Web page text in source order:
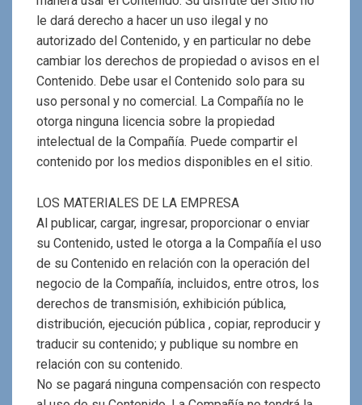
le dará derecho a hacer un uso ilegal y no
autorizado del Contenido, y en particular no debe
cambiar los derechos de propiedad o avisos en el
Contenido. Debe usar el Contenido solo para su
uso personal y no comercial. La Compañía no le
otorga ninguna licencia sobre la propiedad
intelectual de la Compañía. Puede compartir el
contenido por los medios disponibles en el sitio.
LOS MATERIALES DE LA EMPRESA
Al publicar, cargar, ingresar, proporcionar o enviar
su Contenido, usted le otorga a la Compañía el uso
de su Contenido en relación con la operación del
negocio de la Compañía, incluidos, entre otros, los
derechos de transmisión, exhibición pública,
distribución, ejecución pública , copiar, reproducir y
traducir su contenido; y publique su nombre en
relación con su contenido.
No se pagará ninguna compensación con respecto